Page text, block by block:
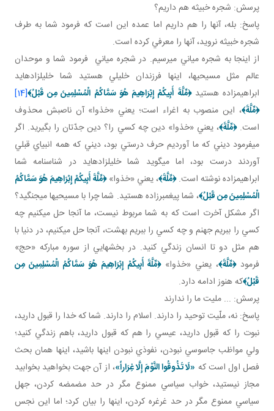
پرسش: شجره خبيثه هم داريم؟
پاسخ: بله، آنها را هم داريم اما عمده اين است که فرمود شما به طرف
شجره خبيثه نرويد، آنها را معرفي کرده است.
از اينجا به شجره مياني مي رسيم. در شجره مياني فرمود شما و موحدان
عالم مثل مسيحي ها، اينها فرزندان خليلي هستيد شما خليل زاده ايد
ابراهيم زاده هستيد﴿مِّلَّةَ أَبِيكُمْ إِبْرَاهِيمَ هُوَ سَمَّاكُمُ الْمُسْلِمِينَ مِن قَبْلُ﴾[14]
﴿مِّلَّةَ﴾، اين منصوب به اغراء است؛ يعني «خذوا» آن ناصبش محذوف
است.﴿مِّلَّةَ﴾، يعني «خذوا» دين چه کسي را؟ دين جدّتان را بگيريد. اگر
مي فرمود ديني که ما آورديم حرف درستي بود، ديني که همه انبياي قبلي
آوردند درست بود، اما مي گويد شما خليل زاده ايد در شناسنامه شما
ابراهيم زاده نوشته است.﴿مِّلَّةَ﴾، يعني «خذوا»﴿مِّلَّةَ أَبِيكُمْ إِبْرَاهِيمَ هُوَ سَمَّاكُمُ
الْمُسْلِمِينَ مِن قَبْلُ﴾، شما پيغمبرزاده هستيد. شما چرا با مسيحي ها مي جنگيد؟
اگر مشکل آخرت است که به شما مربوط نيست، ما آنجا حل مي کنيم چه
کسي را ببريم جهنم و چه کسي را ببريم بهشت، آنجا حل مي کنيم، در دنيا با
هم مثل دو تا انسان زندگي کنيد. در بخش هايي از سوره مبارکه «حج»
فرمود﴿مِّلَّةَ﴾، يعني «خذوا»﴿مِّلَّةَ أَبِيكُمْ إِبْرَاهِيمَ هُوَ سَمَّاكُمُ الْمُسْلِمِينَ مِن
قَبْلُ﴾که هنوز ادامه دارد.
پرسش: ... مليت ما را ندارند
پاسخ: نه، ملّيت توحيد را دارند. اسلام را دارند. شما که خدا را قبول داريد،
نبوت را که قبول داريد، عيسي را هم که قبول داريد، باهم زندگي کنيد؛
ولي مواظب جاسوسي نبودن، نفوذي نبودن اينها باشيد، اينها همان بحث
فصل اول است که «لَا تَذُوقُوا النَّوْمَ إِلَّا غِرَاراً»، از آن جهت بخواهيد بخوابيد
مجاز نيستيد، خواب سياسي ممنوع مگر در حد مضمضه کردن، جهل
سياسي ممنوع مگر در حد غرغره کردن، اينها را بيان کرد؛ اما اين نجس